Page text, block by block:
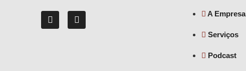
A Empresa
Serviços
Podcast